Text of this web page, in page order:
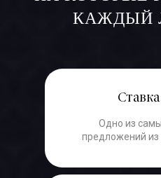
Одно из
предложений
КАЖДЫЙ